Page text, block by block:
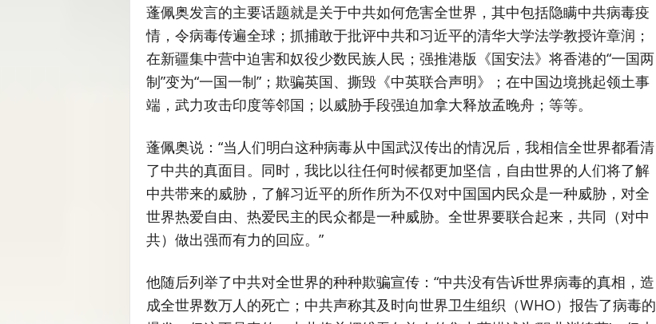
蓬佩奥发言的主要话题就是关于中共如何危害全世界，其中包括隐瞒中共病毒疫
情，令病毒传遍全球；抓捕敢于批评中共和习近平的清华大学法学教授许章润；
在新疆集中营中迫害和奴役少数民族人民；强推港版《国安法》将香港的“一国两
制”变为“一国一制”；欺骗英国、撕毁《中英联合声明》；在中国边境挑起领土事
端，武力攻击印度等邻国；以威胁手段强迫加拿大释放孟晚舟；等等。
蓬佩奥说：“当人们明白这种病毒从中国武汉传出的情况后，我相信全世界都看清
了中共的真面目。同时，我比以往任何时候都更加坚信，自由世界的人们将了解
中共带来的威胁，了解习近平的所作所为不仅对中国国内民众是一种威胁，对全
世界热爱自由、热爱民主的民众都是一种威胁。全世界要联合起来，共同（对中
共）做出强而有力的回应。”
他随后列举了中共对全世界的种种欺骗宣传：“中共没有告诉世界病毒的真相，造
成全世界数万人的死亡；中共声称其及时向世界卫生组织（WHO）报告了病毒的